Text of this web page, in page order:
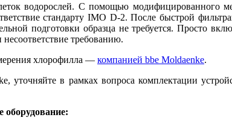
водорослей. С помощью модифицированного
стандарту IMO D-2. После быстрой
подготовки образца не требуется. Просто
несоответствие требованию.
хлорофилла — компанией bbe Moldaenke.
в рамках вопроса комплектации
оборудование: